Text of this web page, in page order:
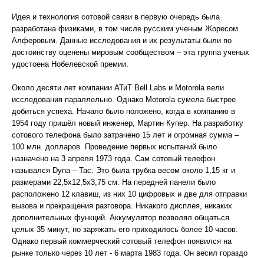
Идея и технология сотовой связи в первую очередь была
разработана физиками, в том числе русским ученым Жоресом
Алферовым. Данные исследования и их результаты были по
достоинству оценены мировым сообществом – эта группа ученых
удостоена Нобелевской премии.
Около десяти лет компании АТиТ Bell Labs и Motorola вели
исследования параллельно. Однако Motorola сумела быстрее
добиться успеха. Начало было положено, когда в компанию в
1954 году пришёл новый инженер, Мартин Купер. На разработку
сотового телефона было затрачено 15 лет и огромная сумма –
100 млн. долларов. Проведение первых испытаний было
назначено на 3 апреля 1973 года. Сам сотовый телефон
назывался Dyna – Tac. Это была трубка весом около 1,15 кг и
размерами 22,5х12,5х3,75 см. На передней панели было
расположено 12 клавиш, из них 10 цифровых и две для отправки
вызова и прекращения разговора. Никакого дисплея, никаких
дополнительных функций. Аккумулятор позволял общаться
целых 35 минут, но заряжать его приходилось более 10 часов.
Однако первый коммерческий сотовый телефон появился на
рынке только через 10 лет - 6 марта 1983 года. Он весил гораздо